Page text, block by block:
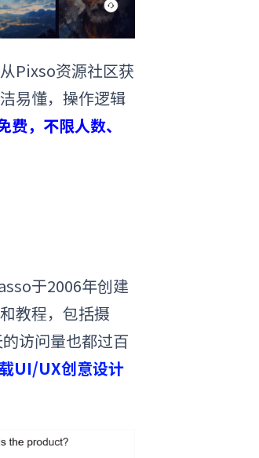
Pixso资源社区获
易懂，操作逻辑
，不限人数、
于2006年创建
教程，包括摄
访问量也都过百
UI/UX创意设计